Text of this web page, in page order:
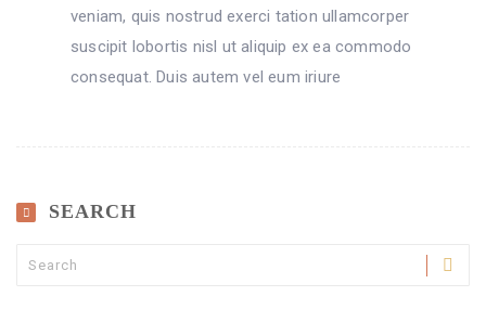
veniam, quis nostrud exerci tation ullamcorper
suscipit lobortis nisl ut aliquip ex ea commodo
consequat. Duis autem vel eum iriure
SEARCH